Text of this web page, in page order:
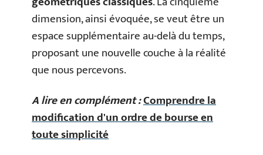
dimension, ainsi évoquée, se veut être un
espace supplémentaire au-delà du temps,
proposant une nouvelle couche à la réalité
que nous percevons.
A lire en complément :Comprendre la
modification d'un ordre de bourse en
toute simplicité